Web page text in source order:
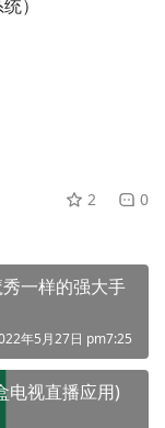
）
2 0
一样的强大手
年5月27日 pm7:25
电视直播应用)